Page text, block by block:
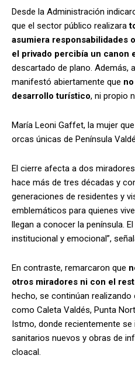
Desde la Administración
que el sector público realizara
asumiera responsabilidades
el privado percibía un canon
descartado de plano. Además,
manifestó abiertamente que
desarrollo turístico, ni propio
María Leoni Gaffet, la mujer
orcas únicas de Península
El cierre afecta a dos
hace más de tres décadas y
generaciones de residentes y
emblemáticos para quienes
llegan a conocer la península.
institucional y emocional”,
En contraste, remarcaron que
otros miradores ni con el
hecho, se continúan
como Caleta Valdés, Punta
Istmo, donde recientemente
sanitarios nuevos y obras de
cloacal.